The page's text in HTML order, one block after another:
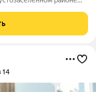
галерея,
14